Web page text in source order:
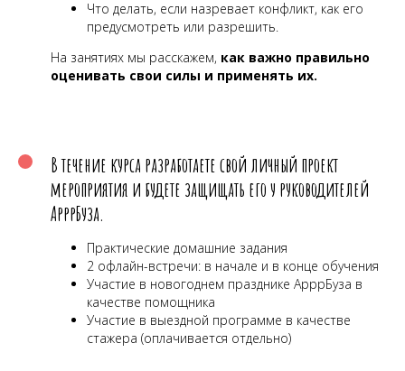
Что делать, если назревает конфликт, как его
предусмотреть или разрешить.
На занятиях мы расскажем, как важно правильно
оценивать свои силы и применять их.
В течение курса разработаете свой личный проект
мероприятия и будете защищать его у руководителей
АрррБуза.
Практические домашние задания
2 офлайн-встречи: в начале и в конце обучения
Участие в новогоднем празднике АрррБуза в
качестве помощника
Участие в выездной программе в качестве
стажера (оплачивается отдельно)